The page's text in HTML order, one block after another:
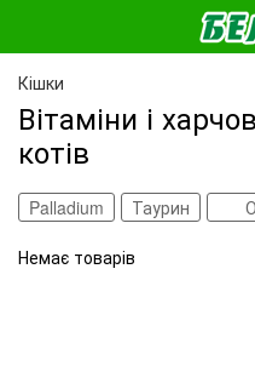
Кішки
Вітаміни і
котів
Palladium Таурин
Немає товарів